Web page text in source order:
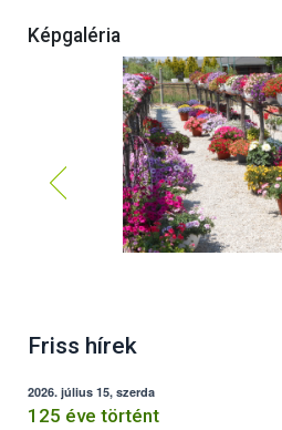
Képgaléria
Friss hírek
2026. július 15, szerda
125 éve történt